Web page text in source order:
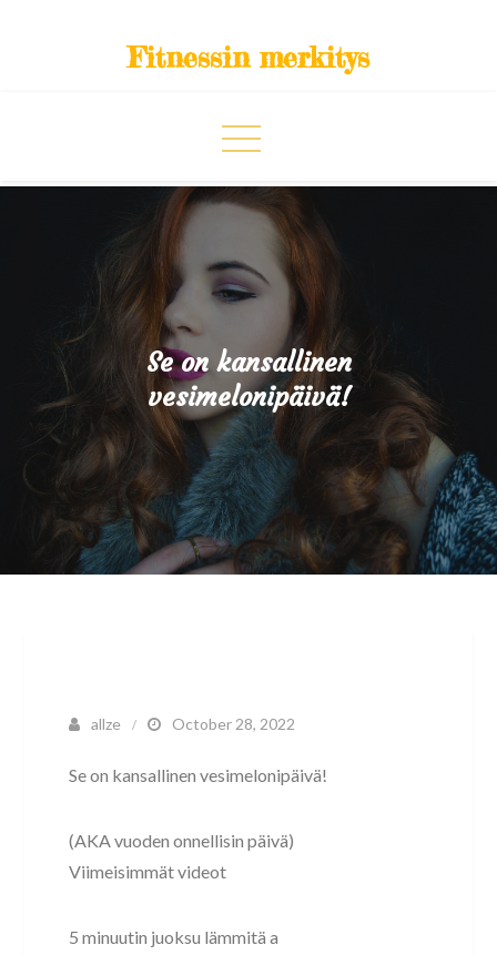
Fitnessin merkitys
Se on kansallinen
vesimelonipäivä!
allze October 28, 2022
Se on kansallinen vesimelonipäivä!
(AKA vuoden onnellisin päivä)
Viimeisimmät videot
5 minuutin juoksu lämmitä a